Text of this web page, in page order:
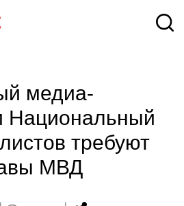
медиа-
Национальный
требуют
МВД